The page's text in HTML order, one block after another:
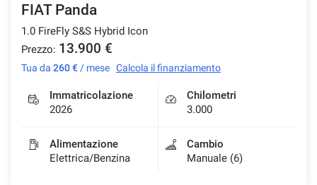
FIAT Panda
1.0 FireFly S&S Hybrid Icon
Prezzo: 13.900 €
Tua da 260 € / mese Calcola il finanziamento
Immatricolazione
2026
Chilometri
3.000
Alimentazione
Elettrica/Benzina
Cambio
Manuale (6)